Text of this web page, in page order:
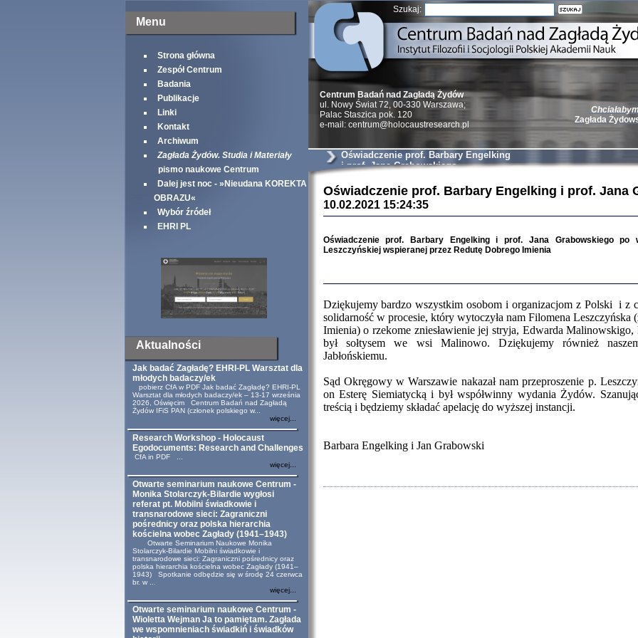
Menu
Strona główna
Zespół Centrum
Badania
Publikacje
Linki
Kontakt
Archiwum
Zagłada Żydów. Studia i Materiały
pismo naukowe Centrum
Dalej jest noc - »Nieudana KOREKTA
OBRAZU«
Wybór źródeł
EHRI PL
Aktualności
Jak badać Zagładę? EHRI-PL Warsztat dla
młodych badaczy/ek
pobierz CfA w PDF Jak badać Zagładę? EHRI-PL
Warsztat dla młodych badaczy/ek – 13-17 września
2026, Oświęcim Centrum Badań nad Zagładą
Żydów IFiS PAN (członek polskiego w...
więcej...
Research Workshop - Holocaust
Egodocuments: Research and Challenges
CfA in PDF ...
więcej...
Otwarte seminarium naukowe Centrum -
Monika Stolarczyk-Bilardie wygłosi
referat pt. Mobilni świadkowie i
transnarodowe sieci: Zagraniczni
pośrednicy oraz polska hierarchia
kościelna wobec Zagłady (1941–1943)
Otwarte Seminarium Naukowe Monika
Stolarczyk-Bilardie Mobilni świadkowie i
transnarodowe sieci: Zagraniczni pośrednicy oraz
polska hierarchia kościelna wobec Zagłady (1941–
1943) Spotkanie odbędzie się w środę 24 czerwca
br. w ...
więcej...
Otwarte seminarium naukowe Centrum -
Wioletta Wejman Ja to pamiętam. Zagłada
we wspomnieniach świadkiń i świadków
Szukaj:
Zagłada
Żydzi w
Deborah Dash
Turski, Laurence
oprac.
Centrum Badań nad Zagładą Żydów
ul. Nowy Świat 72, 00-330 Warszawa;
Palac Staszica pok. 120
e-mail: centrum@holocaustresearch.pl
Oświadczenie prof. Barbary Engelking
i prof. Jana Grabowskiego
Oświadczenie prof. Barbary Engelking i prof. Jana
10.02.2021 15:24:35
Oświadczenie prof. Barbary Engelking i prof. Jana Grabowskiego po
Leszczyńskiej wspieranej przez Redutę Dobrego Imienia
Dziękujemy bardzo wszystkim osobom i organizacjom z Polski i z
solidarność w procesie, który wytoczyła nam Filomena Leszczyńska
Imienia) o rzekome zniesławienie jej stryja, Edwarda
był sołtysem we wsi Malinowo. Dziękujemy również
Jabłońskiemu.
Sąd Okręgowy w Warszawie nakazał nam przeproszenie p.
on Esterę Siemiatycką i był współwinny wydania Żydów.
treścią i będziemy składać apelację do wyższej instancji.
Barbara Engelking i Jan Grabowski